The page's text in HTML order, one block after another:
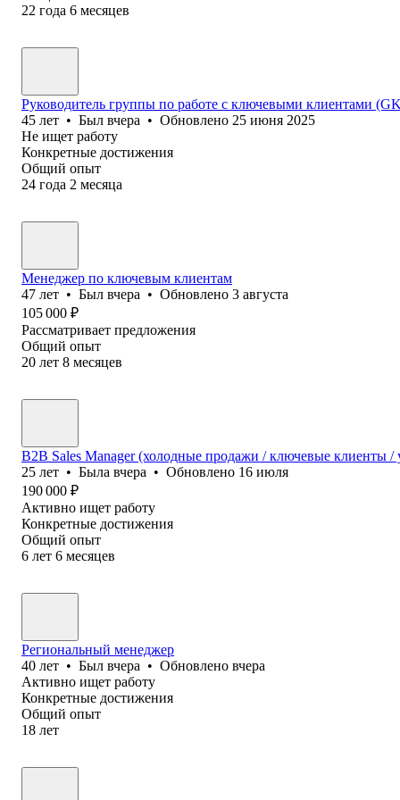
22 года 6 месяцев
Руководитель группы по работе с ключевыми клиентами
45 лет • Был вчера • Обновлено 25 июня 2025
Не ищет работу
Конкретные достижения
Общий опыт
24 года 2 месяца
Менеджер по ключевым клиентам
47 лет • Был вчера • Обновлено 3 августа
105 000 ₽
Рассматривает предложения
Общий опыт
20 лет 8 месяцев
B2B Sales Manager (холодные продажи / ключевые клиенты /
25 лет • Была вчера • Обновлено 16 июля
190 000 ₽
Активно ищет работу
Конкретные достижения
Общий опыт
6 лет 6 месяцев
Региональный менеджер
40 лет • Был вчера • Обновлено вчера
Активно ищет работу
Конкретные достижения
Общий опыт
18 лет